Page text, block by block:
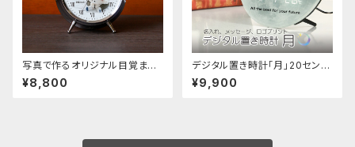
写真で作るオリジナル目覚まし
時計 ツインベル型目覚まし時
計 オリジナル オーダーメイド
¥8,800
デジタル置き時計「月」20センチ
ロゴ イラスト マーク メッセージ
印刷 オリジナルデータ入稿OK
¥9,900